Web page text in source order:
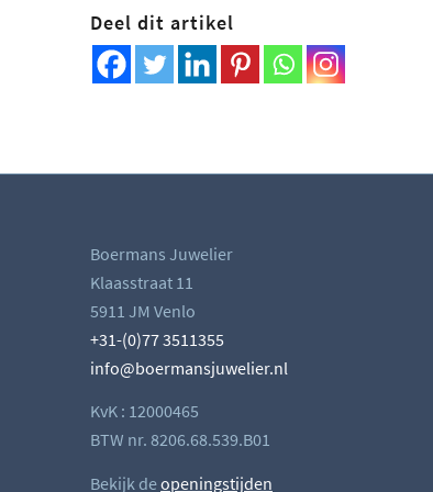
Deel dit artikel
Boermans Juwelier
Klaasstraat 11
5911 JM Venlo
+31-(0)77 3511355
info@boermansjuwelier.nl
KvK : 12000465
BTW nr. 8206.68.539.B01
Bekijk deopeningstijden